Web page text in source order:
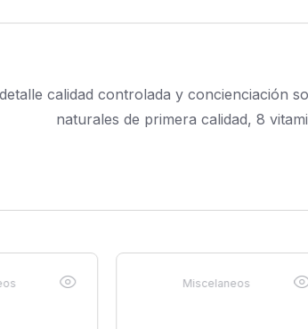
calidad controlada y concienciación
naturales de primera calidad, 8
Miscelaneos